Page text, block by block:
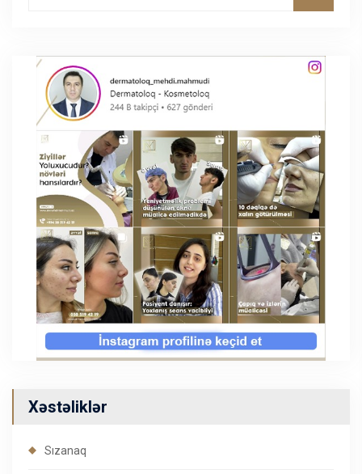
Xəstəliklər
Sızanaq